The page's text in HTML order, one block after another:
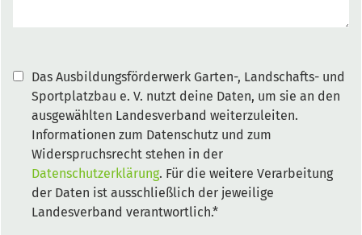
Das Ausbildungsförderwerk Garten-, Landschafts- und
Sportplatzbau e. V. nutzt deine Daten, um sie an den
ausgewählten Landesverband weiterzuleiten.
Informationen zum Datenschutz und zum
Widerspruchsrecht stehen in der
Datenschutzerklärung. Für die weitere Verarbeitung
der Daten ist ausschließlich der jeweilige
Landesverband verantwortlich.*